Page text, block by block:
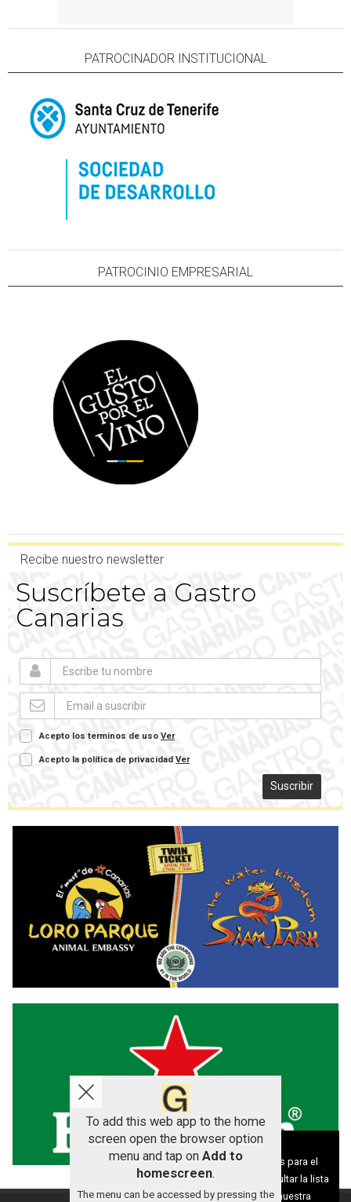
PATROCINADOR INSTITUCIONAL
PATROCINIO EMPRESARIAL
Recibe nuestro newsletter
Suscríbete a Gastro
Canarias
Acepto los terminos de uso Ver
Acepto la política de privacidad Ver
Suscribir
To add this web app to the home
screen open the browser option
menu and tap on Add to
homescreen.
The menu can be accessed by pressing the
Aviso sobre el Uso de cookies:
Utilizamos cookies nuestras y de terceros para el
funcionamiento del digital. Puedes consultar la lista
de cookies y como desconectarlas. Ver nuestra